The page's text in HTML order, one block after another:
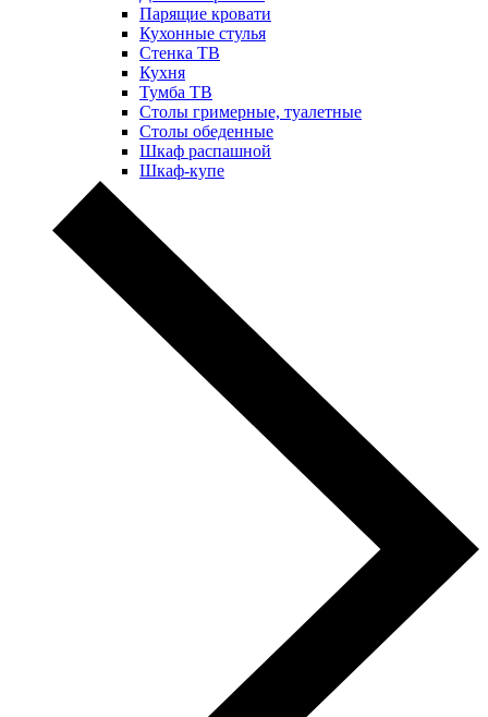
Парящие кровати
Кухонные стулья
Стенка ТВ
Кухня
Тумба ТВ
Столы гримерные, туалетные
Столы обеденные
Шкаф распашной
Шкаф-купе